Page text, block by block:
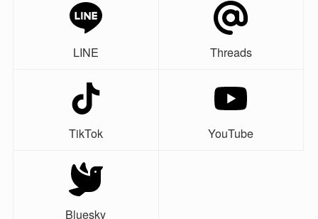
LINE Threads
TikTok YouTube
Bluesky